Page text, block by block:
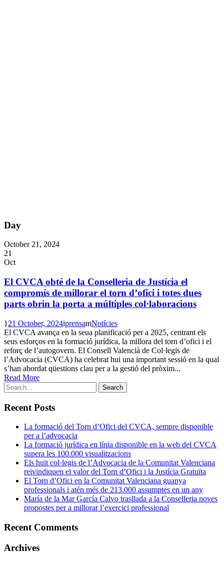
Day
October 21, 2024
21
Oct
El CVCA obté de la Conselleria de Justícia el
compromís de millorar el torn d’ofici i totes dues
parts obrin la porta a múltiples col·laboracions
21 October, 2024 prensa
Notícies
El CVCA avança en la seua planificació per a 2025, centrant els
seus esforços en la formació jurídica, la millora del torn d’ofici i el
reforç de l’autogovern. El Consell Valencià de Col·legis de
l’Advocacia (CVCA) ha celebrat hui una important sessió en la qual
s’han abordat qüestions clau per a la gestió del pròxim...
Read More
Recent Posts
La formació del Torn d’Ofici del CVCA, sempre disponible
per a l’advocacia
La formació jurídica en línia disponible en la web del CVCA
supera les 100.000 visualitzacions
Els huit col·legis de l’Advocacia de la Comunitat Valenciana
reivindiquen el valor del Torn d’Ofici i la Justícia Gratuïta
El Torn d’Ofici en la Comunitat Valenciana guanya
professionals i atén més de 213.000 assumptes en un any
María de la Mar García Calvo trasllada a la Conselleria noves
propostes per a millorar l’exercici professional
Recent Comments
Archives